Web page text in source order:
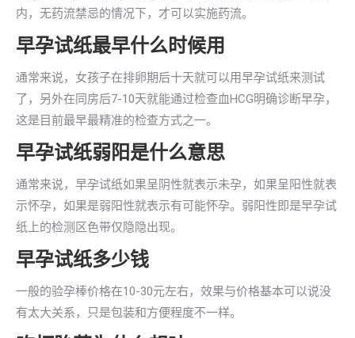
内，无药流禁忌的情况下，才可以实施药流。
早孕试纸最早什么时候用
通常来说，女孩子在排卵期后十天就可以用早孕试纸来测试
了，另外在同房后7-10天就能通过检查血HCG明确诊断早孕，
这是目前最早最精准的检查方式之一。
早孕试纸弱阳是什么意思
通常来说，早孕试纸如果呈阴性就表示未孕，如果呈阳性就表
示怀孕，如果是弱阳性就表示有可能怀孕。弱阳性即是早孕试
纸上的检测区色带仅隐隐出现。
早孕试纸多少钱
一般的验孕棒价格在10-30元左右，效果与价格基本可以说没
有太大关系，只是包装和方便程度不一样。